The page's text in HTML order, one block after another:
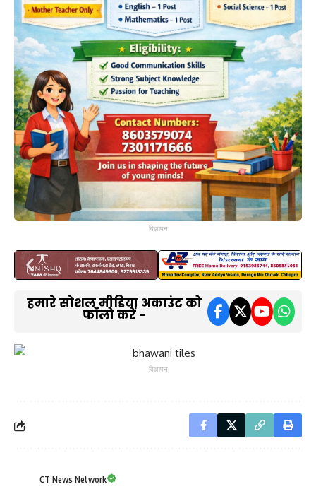
विज्ञापन
हमारे सोशल मीडिया अकाउंट को
फॉलो करें -
विज्ञापन
CT News Network